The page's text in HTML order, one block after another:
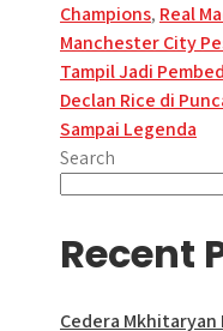
Champions, Real
Post
Manchester City
Tampil Jadi
Declan Rice di
Sampai Legenda
Search
Recent
Cedera